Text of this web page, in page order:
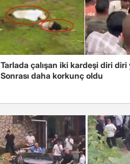
Tarlada çalışan iki kardeşi diri diri
Sonrası daha korkunç oldu